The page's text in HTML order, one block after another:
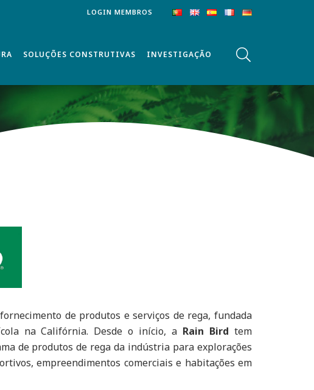
LOGIN MEMBROS
SOLUÇÕES CONSTRUTIVAS INVESTIGAÇÃO
de produtos e serviços de rega, fundada
na Califórnia. Desde o início, a Rain Bird tem
de produtos de rega da indústria para explorações
empreendimentos comerciais e habitações em